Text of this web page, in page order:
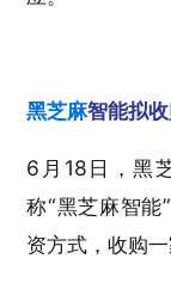
黑芝麻智能拟
6月18日，黑
称“黑芝麻智能
资方式，收购